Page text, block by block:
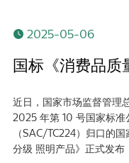
2025-05-06
近日，国家市场监督管理
2025 年第 10 号国家标准
（SAC/TC224）归口的
分级 照明产品》正式发布